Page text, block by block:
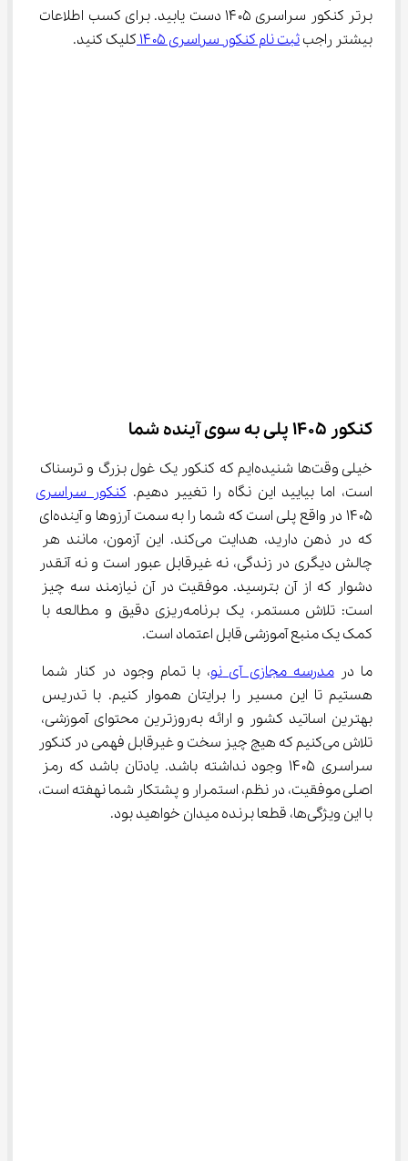
برتر کنکور سراسری ۱۴۰۵ دست یابید. برای کسب اطلاعات
بیشتر راجب ثبت نام کنکور سراسری ۱۴۰۵ کلیک کنید.
کنکور 1405 پلی به سوی آینده شما
خیلی وقت‌ها شنیده‌ایم که کنکور یک غول بزرگ و ترسناک
است، اما بیایید این نگاه را تغییر دهیم. کنکور سراسری
۱۴۰۵ در واقع پلی است که شما را به سمت آرزوها و آینده‌ای
که در ذهن دارید، هدایت می‌کند. این آزمون، مانند هر
چالش دیگری در زندگی، نه غیرقابل عبور است و نه آنقدر
دشوار که از آن بترسید. موفقیت در آن نیازمند سه چیز
است: تلاش مستمر، یک برنامه‌ریزی دقیق و مطالعه با
کمک یک منبع آموزشی قابل اعتماد است.
ما در مدرسه مجازی آی ‌نو ، با تمام وجود در کنار شما
هستیم تا این مسیر را برایتان هموار کنیم. با تدریس
بهترین اساتید کشور و ارائه به‌روزترین محتوای آموزشی،
تلاش می‌کنیم که هیچ چیز سخت و غیرقابل فهمی در کنکور
سراسری ۱۴۰۵ وجود نداشته باشد. یادتان باشد که رمز
اصلی موفقیت، در نظم، استمرار و پشتکار شما نهفته است،
با این ویژگی‌ها، قطعا برنده میدان خواهید بود.